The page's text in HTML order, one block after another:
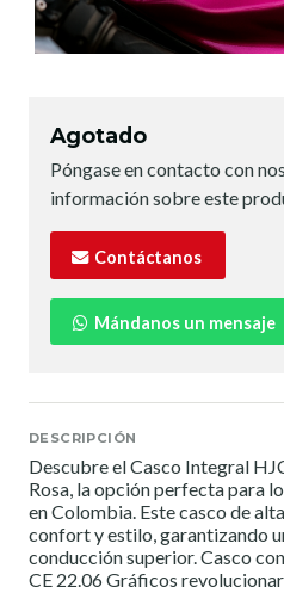
Agotado
Póngase en contacto con
información sobre este
Contáctanos
Mándanos un mensaje
DESCRIPCIÓN
Descubre el Casco Integral
Rosa, la opción perfecta para
en Colombia. Este casco de
confort y estilo, garantizando
conducción superior. Casco
CE 22.06 Gráficos